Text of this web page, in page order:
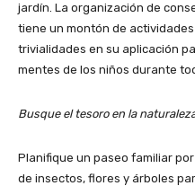
jardín. La organización de
tiene un montón de
trivialidades en su aplicación
mentes de los niños durante
Busque el tesoro en la
Planifique un paseo familiar
de insectos, flores y árboles